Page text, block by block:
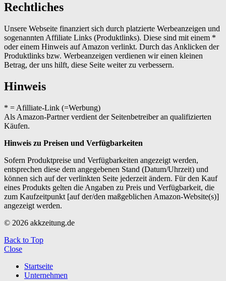
Rechtliches
Unsere Webseite finanziert sich durch platzierte Werbeanzeigen und
sogenannten Affiliate Links (Produktlinks). Diese sind mit einem *
oder einem Hinweis auf Amazon verlinkt. Durch das Anklicken der
Produktlinks bzw. Werbeanzeigen verdienen wir einen kleinen
Betrag, der uns hilft, diese Seite weiter zu verbessern.
Hinweis
* = Afilliate-Link (=Werbung)
Als Amazon-Partner verdient der Seitenbetreiber an qualifizierten
Käufen.
Hinweis zu Preisen und Verfügbarkeiten
Sofern Produktpreise und Verfügbarkeiten angezeigt werden,
entsprechen diese dem angegebenen Stand (Datum/Uhrzeit) und
können sich auf der verlinkten Seite jederzeit ändern. Für den Kauf
eines Produkts gelten die Angaben zu Preis und Verfügbarkeit, die
zum Kaufzeitpunkt [auf der/den maßgeblichen Amazon-Website(s)]
angezeigt werden.
© 2026 akkzeitung.de
Back to Top
Close
Startseite
Unternehmen